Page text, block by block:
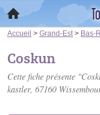
Accueil > Grand-Est > Bas-
Coskun
Cette fiche présente
kastler, 67160